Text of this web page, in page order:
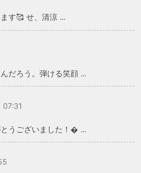
す🥰 せ、清涼 ...
だろう。弾ける笑顔 ...
うございました！ ...